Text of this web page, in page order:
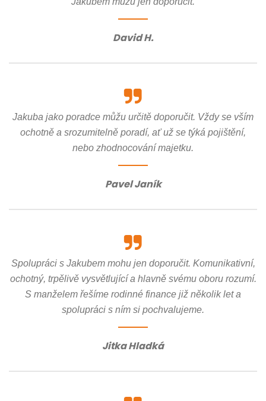
David H.
Jakuba jako poradce můžu určitě doporučit. Vždy se vším
ochotně a srozumitelně poradí, ať už se týká pojištění,
nebo zhodnocování majetku.
Pavel Janík
Spolupráci s Jakubem mohu jen doporučit. Komunikativní,
ochotný, trpělivě vysvětlující a hlavně svému oboru rozumí.
S manželem řešíme rodinné finance již několik let a
spolupráci s ním si pochvalujeme.
Jitka Hladká